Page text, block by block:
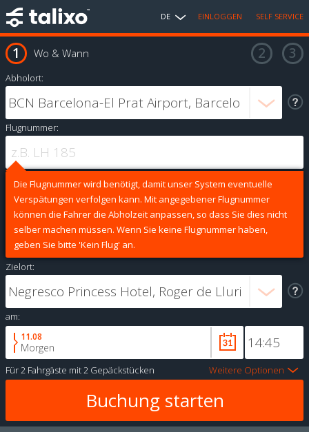
DE EINLOGGEN SELF SERVICE
Wo & Wann
Abholort:
Flugnummer:
Die Flugnummer wird benötigt, damit unser System eventuelle
Verspätungen verfolgen kann. Mit angegebener Flugnummer
können die Fahrer die Abholzeit anpassen, so dass Sie dies nicht
selber machen müssen. Wenn Sie keine Flugnummer haben,
geben Sie bitte 'Kein Flug' an.
Zielort:
am:
11.08
Morgen
Für2 Fahrgäste mit2 Gepäckstücken Weitere Optionen